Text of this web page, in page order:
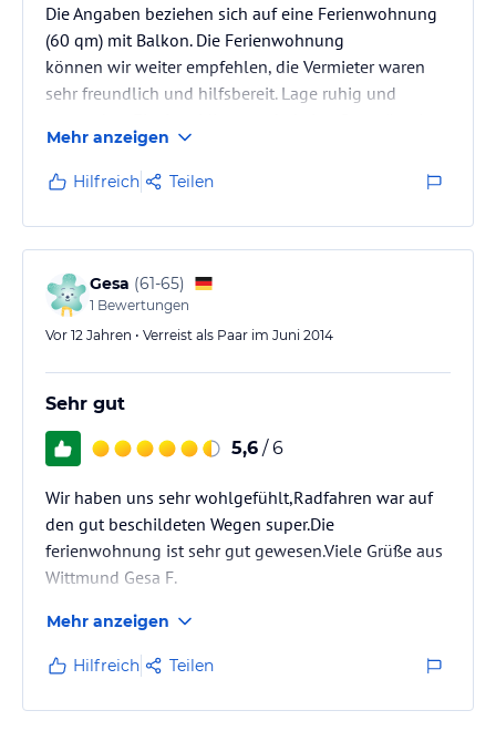
Die Angaben beziehen sich auf eine Ferienwohnung
(60 qm) mit Balkon. Die Ferienwohnung
können wir weiter empfehlen, die Vermieter waren
sehr freundlich und hilfsbereit. Lage ruhig und
Ort Warendorf-Einen. Ideal für Radfahrer, die
Radwege sind super (ohne Steigungen).
Mehr anzeigen
Hilfreich Teilen
Gesa (61-65)
1 Bewertungen
Vor 12 Jahren • Verreist als Paar im Juni 2014
Sehr gut
5,6 / 6
Wir haben uns sehr wohlgefühlt,Radfahren war auf
den gut beschildeten Wegen super.Die
ferienwohnung ist sehr gut gewesen.Viele Grüße aus
Wittmund Gesa F.
Mehr anzeigen
Hilfreich Teilen